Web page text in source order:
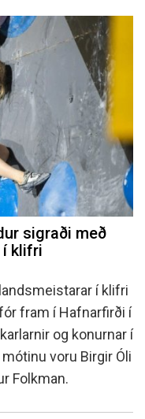
sigraði með
í klifri
í klifri
fram í Hafnarfirði í
og konurnar í
voru Birgir Óli
Folkman.